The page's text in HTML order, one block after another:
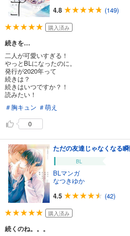
4.8
(149)
購入済み
続きを…
二人が可愛いすぎる！
やっとBLになったのに。
発行が2020年って
続きは？
続きはいつですか？！
読みたい！
＃胸キュン ＃萌え
0
ただの友達じゃなくなる瞬
BL
BLマンガ
なつきゆか
4.5
(42)
購入済み
続くのね。。。